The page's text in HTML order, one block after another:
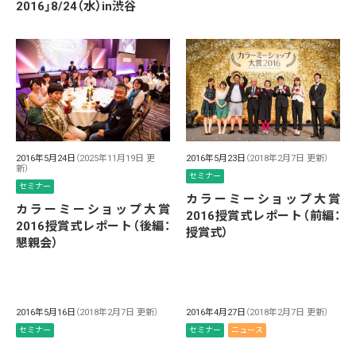
2016」8/24（水）in渋谷
2016年5月24日 （2025年11月19日 更
新）
セミナー
カラーミーショップ大賞
2016授賞式レポート（後編：
懇親会）
2016年5月23日 （2018年2月7日 更新）
セミナー
カラーミーショップ大賞
2016授賞式レポート（前編：
授賞式）
2016年5月16日 （2018年2月7日 更新）
セミナー
2016年4月27日 （2018年2月7日 更新）
セミナー ニュース